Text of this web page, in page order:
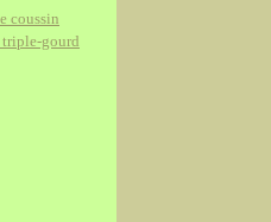
coussin
triple-gourd